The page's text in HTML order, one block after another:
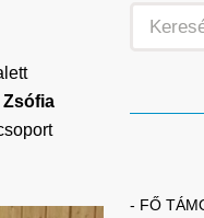
Zsófia
- FŐ